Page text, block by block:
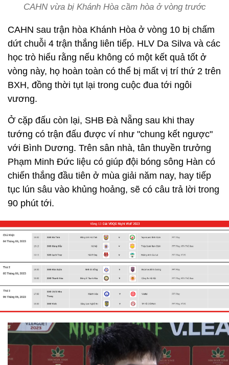
CAHN vừa bị Khánh Hòa cầm hòa ở vòng trước
CAHN sau trận hòa Khánh Hòa ở vòng 10 bị chấm
dứt chuỗi 4 trận thắng liên tiếp. HLV Da Silva và các
học trò hiểu rằng nếu không có một kết quả tốt ở
vòng này, họ hoàn toàn có thể bị mất vị trí thứ 2 trên
BXH, đồng thời tụt lại trong cuộc đua tới ngôi
vương.
Ở cặp đấu còn lại, SHB Đà Nẵng sau khi thay
tướng có trận đấu được ví như "chung kết ngược"
với Bình Dương. Trên sân nhà, tân thuyền trưởng
Phạm Minh Đức liệu có giúp đội bóng sông Hàn có
chiến thắng đầu tiên ở mùa giải năm nay, hay tiếp
tục lún sâu vào khủng hoảng, sẽ có câu trả lời trong
90 phút tới.